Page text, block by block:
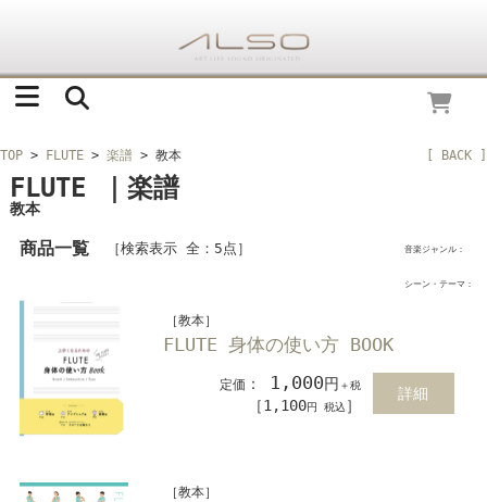
TOP > FLUTE > 楽譜 > 教本 [ BACK ]
FLUTE ｜楽譜
教本
音楽ジャンル：
シーン・テーマ：
商品一覧 ［検索表示 全：5点］
［教本］
FLUTE 身体の使い方 BOOK
定価 ： 1,000円 ＋税
［1,100円 税込 ］
詳細
［教本］